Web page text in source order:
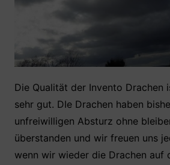
Die Qualität der Invento Drachen
sehr gut. DIe Drachen haben
unfreiwilligen Absturz ohne
überstanden und wir freuen uns
wenn wir wieder die Drachen auf